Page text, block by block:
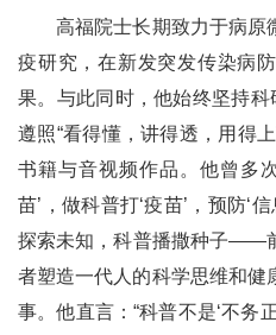
高福院士长期致力于病原
疫研究，在新发突发传染病
果。与此同时，他始终坚持科
遵照“看得懂，讲得透，用得
书籍与音视频作品。他曾多
苗’，做科普打‘疫苗’，预防‘
探索未知，科普播撒种子——
者塑造一代人的科学思维和健
事。他直言：“科普不是‘不务